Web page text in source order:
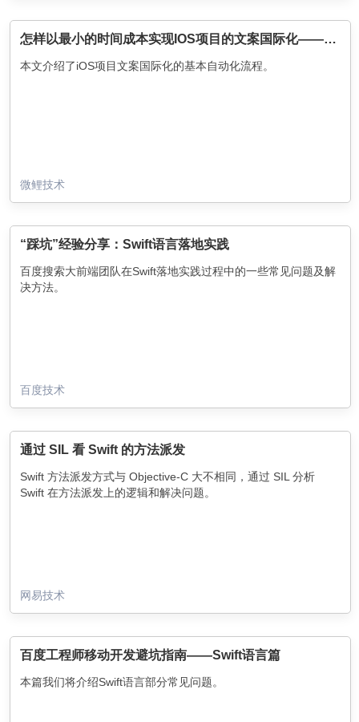
怎样以最小的时间成本实现IOS项目的文案国际化——支持OC和SWIFT项目
本文介绍了iOS项目文案国际化的基本自动化流程。
微鲤技术
“踩坑”经验分享：Swift语言落地实践
百度搜索大前端团队在Swift落地实践过程中的一些常见问题及解
决方法。
百度技术
通过 SIL 看 Swift 的方法派发
Swift 方法派发方式与 Objective-C 大不相同，通过 SIL 分析
Swift 在方法派发上的逻辑和解决问题。
网易技术
百度工程师移动开发避坑指南——Swift语言篇
本篇我们将介绍Swift语言部分常见问题。